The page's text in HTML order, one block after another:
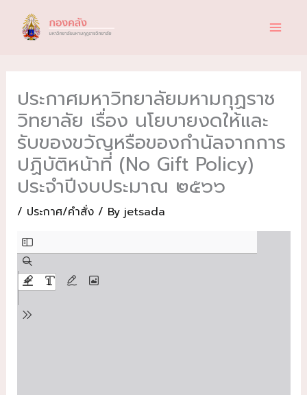
content
ประกาศมหาวิทยาลัยมหามกุฏราช
วิทยาลัย เรื่อง นโยบายงดให้และ
รับของขวัญหรือของกำนัลจากการ
ปฏิบัติหน้าที่ (No Gift Policy)
ประจำปีงบประมาณ ๒๕๖๖
/ ประกาศ/คำสั่ง/ By jetsada